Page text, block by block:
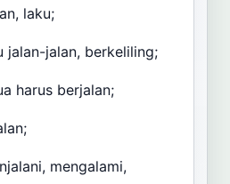
laku;
jalan-jalan, berkeliling;
harus berjalan;
mengalami,